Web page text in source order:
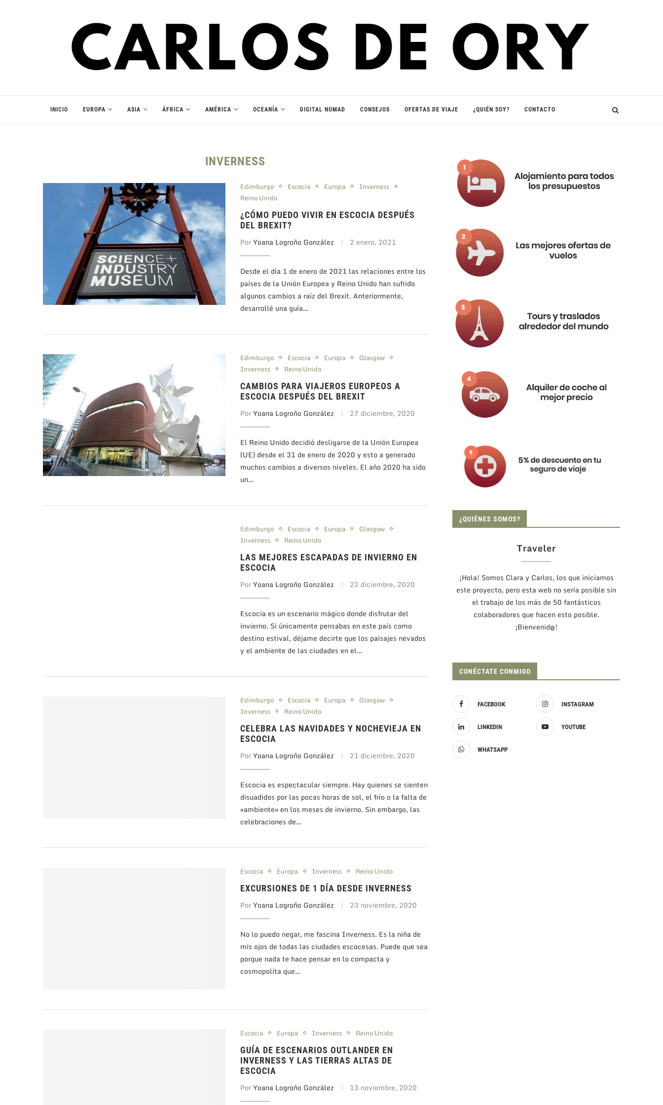
INICIO EUROPA ASIA ÁFRICA AMÉRICA OCEANÍA DIGITAL NOMAD CONSEJOS OFERTAS DE VIAJE ¿QUIÉN SOY? CONTACTO
INVERNESS
Edimburgo Escocia Europa
Inverness
Reino Unido
¿CÓMO PUEDO VIVIR EN ESCOCIA DESPUÉS
DEL BREXIT?
PorYoana Logroño González 2 enero, 2021
Desde el día 1 de enero de 2021 las relaciones entre los
países de la Unión Europea y Reino Unido han sufrido
algunos cambios a raíz del Brexit. Anteriormente,
desarrollé una guía…
Edimburgo Escocia Europa
Glasgow
Inverness
Reino Unido
CAMBIOS PARA VIAJEROS EUROPEOS A
ESCOCIA DESPUÉS DEL BREXIT
PorYoana Logroño González 27 diciembre, 2020
El Reino Unido decidió desligarse de la Unión Europea
(UE) desde el 31 de enero de 2020 y esto a generado
muchos cambios a diversos niveles. El año 2020 ha sido
un…
Edimburgo Escocia Europa
Glasgow
Inverness
Reino Unido
LAS MEJORES ESCAPADAS DE INVIERNO EN
ESCOCIA
PorYoana Logroño González 22 diciembre, 2020
Escocia es un escenario mágico donde disfrutar del
invierno. Si únicamente pensabas en este país como
destino estival, déjame decirte que los paisajes nevados
y el ambiente de las ciudades en el…
Edimburgo Escocia Europa
Glasgow
Inverness
Reino Unido
CELEBRA LAS NAVIDADES Y NOCHEVIEJA EN
ESCOCIA
PorYoana Logroño González 21 diciembre, 2020
Escocia es espectacular siempre. Hay quienes se sienten
disuadidos por las pocas horas de sol, el frío o la falta de
«ambiente» en los meses de invierno. Sin embargo, las
celebraciones de…
Escocia Europa Inverness Reino Unido
EXCURSIONES DE 1 DÍA DESDE INVERNESS
PorYoana Logroño González 23 noviembre, 2020
No lo puedo negar, me fascina Inverness. Es la niña de
mis ojos de todas las ciudades escocesas. Puede que sea
porque nada te hace pensar en lo compacta y
cosmopolita que…
Escocia Europa Inverness Reino Unido
GUÍA DE ESCENARIOS OUTLANDER EN
INVERNESS Y LAS TIERRAS ALTAS DE
ESCOCIA
PorYoana Logroño González 13 noviembre, 2020
¿QUIÉNES SOMOS?
Traveler
¡Hola! Somos Clara y Carlos, los que iniciamos
este proyecto, pero esta web no sería posible sin
el trabajo de los más de 50 fantásticos
colaboradores que hacen esto posible.
¡Bienvenid@!
CONÉCTATE CONMIGO
FACEBOOK INSTAGRAM
LINKEDIN YOUTUBE
WHATSAPP